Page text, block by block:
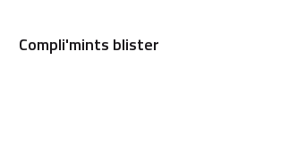
Compli'mints blister